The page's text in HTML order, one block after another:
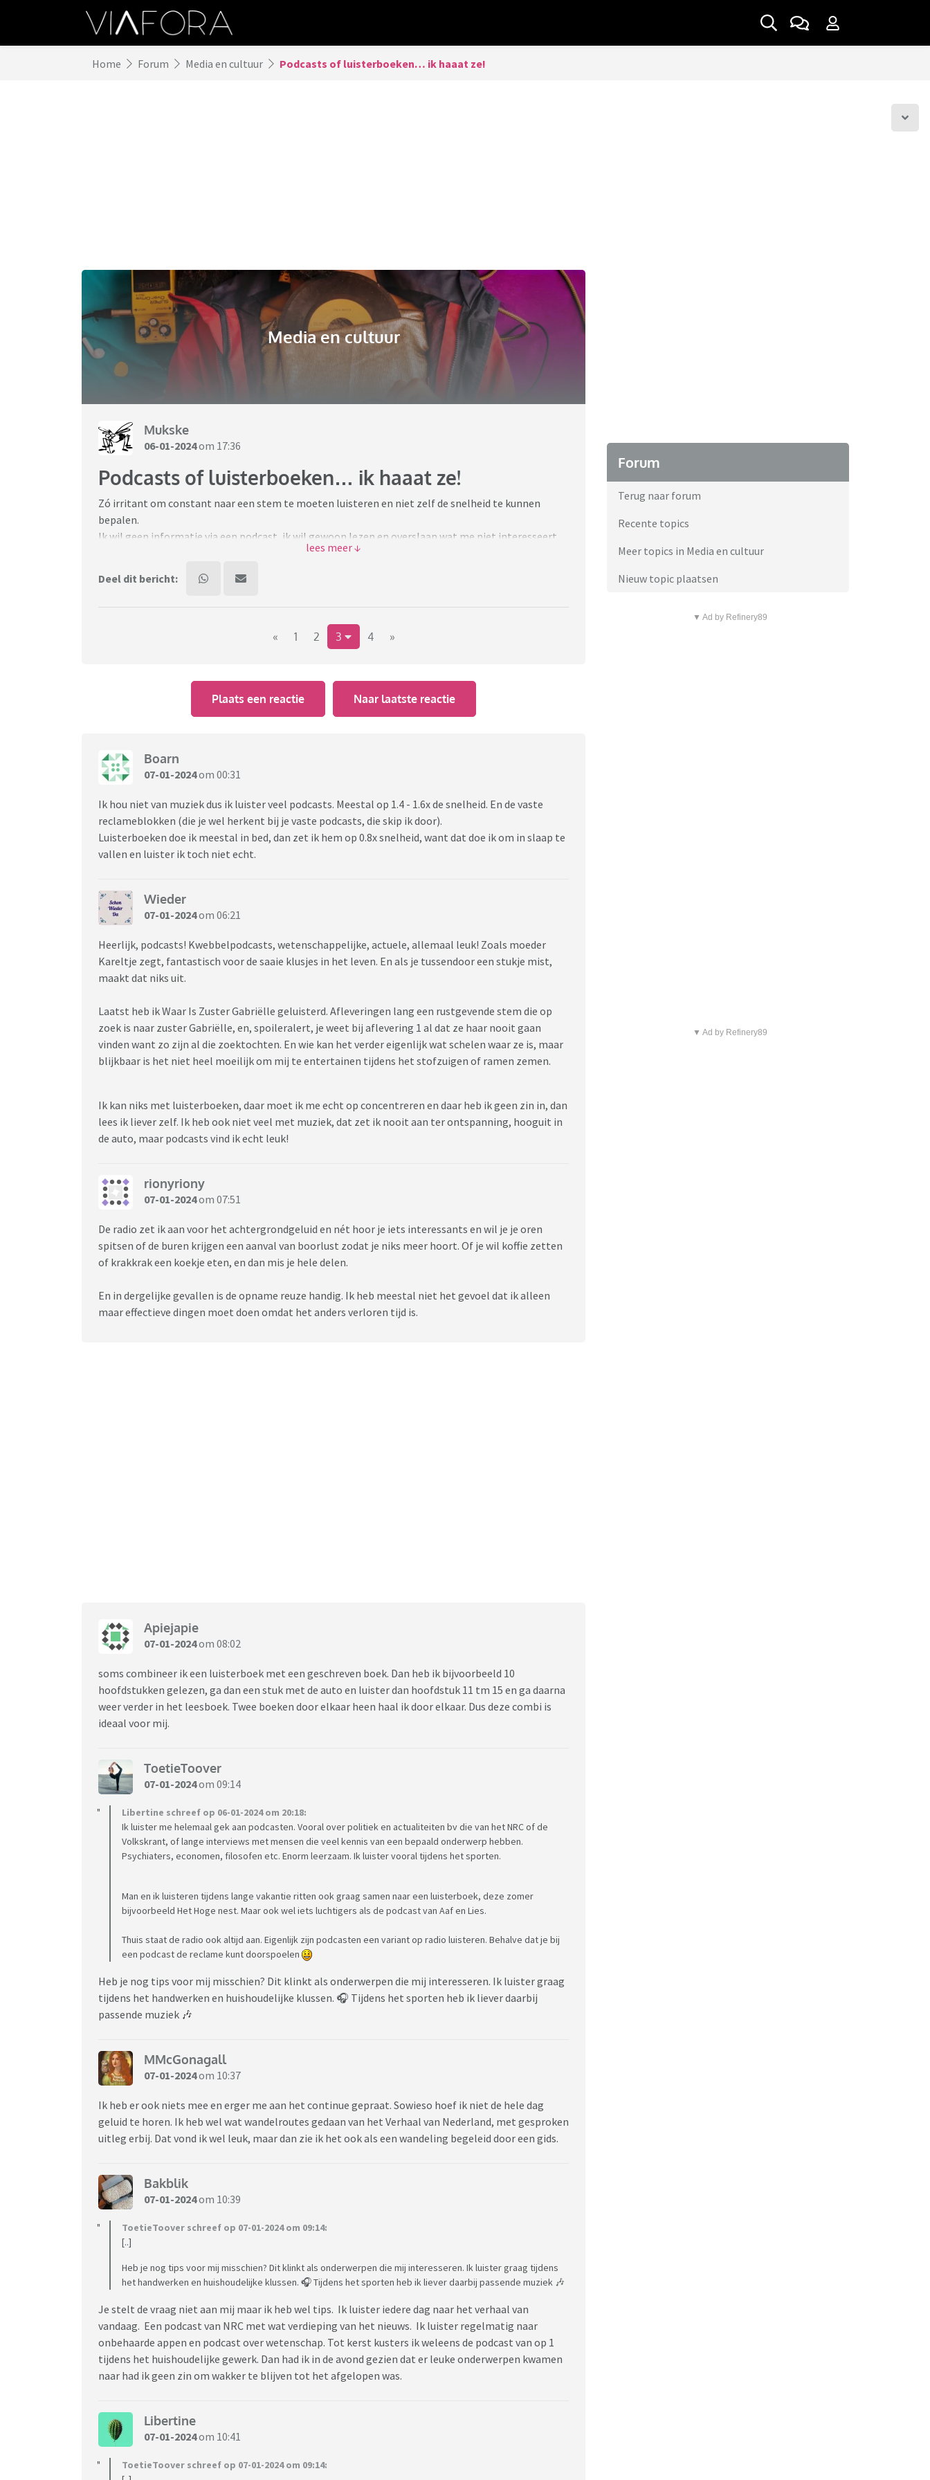
Home Forum Media en cultuur Podcasts of luisterboeken… ik haaat ze!
Media en cultuur
Mukske
06-01-2024om 17:36
Podcasts of luisterboeken… ik haaat ze!
Zó irritant om constant naar een stem te moeten luisteren en niet zelf de snelheid te kunnen
bepalen.
Ik wil geen informatie via een podcast, ik wil gewoon lezen en overslaan wat me niet interesseert
c.q. overbodige informatie of slap geouwehoer is.
Nog meer mensen die hiervan ‘gruwelen’?
Deel dit bericht:
« 1 2 3 4 »
Plaats een reactie Naar laatste reactie
Boarn
07-01-2024om 00:31
Ik hou niet van muziek dus ik luister veel podcasts. Meestal op 1.4 - 1.6x de snelheid. En de vaste
reclameblokken (die je wel herkent bij je vaste podcasts, die skip ik door).
Luisterboeken doe ik meestal in bed, dan zet ik hem op 0.8x snelheid, want dat doe ik om in slaap te
vallen en luister ik toch niet echt.
Wieder
07-01-2024om 06:21
Heerlijk, podcasts! Kwebbelpodcasts, wetenschappelijke, actuele, allemaal leuk! Zoals moeder
Kareltje zegt, fantastisch voor de saaie klusjes in het leven. En als je tussendoor een stukje mist,
maakt dat niks uit.
Laatst heb ik Waar Is Zuster Gabriëlle geluisterd. Afleveringen lang een rustgevende stem die op
zoek is naar zuster Gabriëlle, en, spoileralert, je weet bij aflevering 1 al dat ze haar nooit gaan
vinden want zo zijn al die zoektochten. En wie kan het verder eigenlijk wat schelen waar ze is, maar
blijkbaar is het niet heel moeilijk om mij te entertainen tijdens het stofzuigen of ramen zemen.
Ik kan niks met luisterboeken, daar moet ik me echt op concentreren en daar heb ik geen zin in, dan
lees ik liever zelf. Ik heb ook niet veel met muziek, dat zet ik nooit aan ter ontspanning, hooguit in
de auto, maar podcasts vind ik echt leuk!
rionyriony
07-01-2024om 07:51
De radio zet ik aan voor het achtergrondgeluid en nét hoor je iets interessants en wil je je oren
spitsen of de buren krijgen een aanval van boorlust zodat je niks meer hoort. Of je wil koffie zetten
of krakkrak een koekje eten, en dan mis je hele delen.
En in dergelijke gevallen is de opname reuze handig. Ik heb meestal niet het gevoel dat ik alleen
maar effectieve dingen moet doen omdat het anders verloren tijd is.
Apiejapie
07-01-2024om 08:02
soms combineer ik een luisterboek met een geschreven boek. Dan heb ik bijvoorbeeld 10
hoofdstukken gelezen, ga dan een stuk met de auto en luister dan hoofdstuk 11 tm 15 en ga daarna
weer verder in het leesboek. Twee boeken door elkaar heen haal ik door elkaar. Dus deze combi is
ideaal voor mij.
ToetieToover
07-01-2024om 09:14
Libertine schreef op 06-01-2024 om 20:18:
Ik luister me helemaal gek aan podcasten. Vooral over politiek en actualiteiten bv die van het NRC of de
Volkskrant, of lange interviews met mensen die veel kennis van een bepaald onderwerp hebben.
Psychiaters, economen, filosofen etc. Enorm leerzaam. Ik luister vooral tijdens het sporten.
Man en ik luisteren tijdens lange vakantie ritten ook graag samen naar een luisterboek, deze zomer
bijvoorbeeld Het Hoge nest. Maar ook wel iets luchtigers als de podcast van Aaf en Lies.
Thuis staat de radio ook altijd aan. Eigenlijk zijn podcasten een variant op radio luisteren. Behalve dat je bij
een podcast de reclame kunt doorspoelen
Heb je nog tips voor mij misschien? Dit klinkt als onderwerpen die mij interesseren. Ik luister graag
tijdens het handwerken en huishoudelijke klussen. 🎧 Tijdens het sporten heb ik liever daarbij
passende muziek 🎶
MMcGonagall
07-01-2024om 10:37
Ik heb er ook niets mee en erger me aan het continue gepraat. Sowieso hoef ik niet de hele dag
geluid te horen. Ik heb wel wat wandelroutes gedaan van het Verhaal van Nederland, met gesproken
uitleg erbij. Dat vond ik wel leuk, maar dan zie ik het ook als een wandeling begeleid door een gids.
Bakblik
07-01-2024om 10:39
ToetieToover schreef op 07-01-2024 om 09:14:
[..]
Heb je nog tips voor mij misschien? Dit klinkt als onderwerpen die mij interesseren. Ik luister graag tijdens
het handwerken en huishoudelijke klussen. 🎧 Tijdens het sporten heb ik liever daarbij passende muziek 🎶
Je stelt de vraag niet aan mij maar ik heb wel tips. Ik luister iedere dag naar het verhaal van
vandaag. Een podcast van NRC met wat verdieping van het nieuws. Ik luister regelmatig naar
onbehaarde appen en podcast over wetenschap. Tot kerst kusters ik weleens de podcast van op 1
tijdens het huishoudelijke gewerk. Dan had ik in de avond gezien dat er leuke onderwerpen kwamen
naar had ik geen zin om wakker te blijven tot het afgelopen was.
Libertine
07-01-2024om 10:41
ToetieToover schreef op 07-01-2024 om 09:14:
Forum
Terug naar forum
Recente topics
Meer topics in Media en cultuur
Nieuw topic plaatsen
▼ Ad by Refinery89
▼ Ad by Refinery89